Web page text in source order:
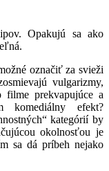
Opakujú sa ako
označiť za svieži
vulgarizmy,
prekvapujúce a
komediálny efekt?
kategórií by
okolnosťou je
sa dá príbeh nejako